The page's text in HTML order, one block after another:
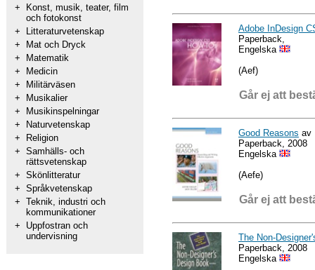
+
Konst, musik, teater, film
och fotokonst
+
Litteraturvetenskap
+
Mat och Dryck
+
Matematik
+
Medicin
+
Militärväsen
+
Musikalier
+
Musikinspelningar
+
Naturvetenskap
+
Religion
+ Samhälls- och
rättsvetenskap
+ Skönlitteratur
+ Språkvetenskap
+ Teknik, industri och
kommunikationer
+
Uppfostran och
undervisning
Adobe InDesign
Paperback,
Engelska
(Aef)
Går ej att
Good Reasons av
Paperback, 2008
Engelska
(Aefe)
Går ej att
The Non-
Paperback, 2008
Engelska